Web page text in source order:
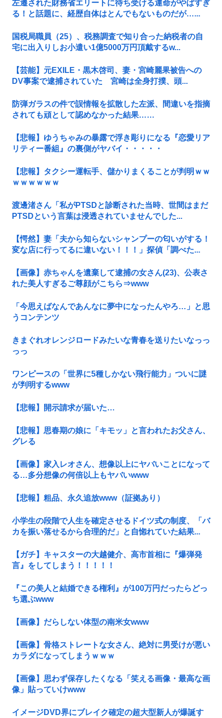
左遷された財務省エリートに待ち受ける運命がやばすぎ
る！と話題に、経歴自体はとんでもないものだが…...
国税局職員（25）、税務調査で知り合った納税者の自
宅に出入りしお小遣い1億5000万円頂戴するw...
【芸能】元EXILE・黒木啓司、妻・宮崎麗果被告への
DV事案で逮捕されていた 宮崎は全身打撲、頭...
防弾ガラスの件で誤情報を拡散した左派、間違いを指摘
されても頑として認めなかった結果……
【悲報】ゆうちゃみの暴露で浮き彫りになる『恋愛リア
リティー番組』の裏側がヤバイ・・・・・
【悲報】タクシー運転手、儲かりまくることが判明ｗｗ
ｗｗｗｗｗｗ
渡邊渚さん「私がPTSDと診断された当時、世間はまだ
PTSDという言葉は浸透されていませんでした...
【愕然】妻「夫から知らないシャンプーの匂いがする！
変な店に行ってるに違いない！！！」探偵「調べた...
【画像】赤ちゃんを遺棄して逮捕の女さん(23)、公表さ
れた美人すぎるご尊顔がこちら⇒www
「今思えばなんであんなに夢中になったんやろ…」と思
うコンテンツ
きまぐれオレンジロードみたいな青春を送りたいなっっ
っっ
ワンピースの「世界に5種しかない飛行能力」ついに謎
が判明するwww
【悲報】開示請求が届いた…
【悲報】思春期の娘に「キモッ」と言われたお父さん、
グレる
【画像】家入レオさん、想像以上にヤバいことになって
る…多分想像の何倍以上もヤバいwww
【悲報】粗品、永久追放www（証拠あり）
小学生の段階で人生を確定させるドイツ式の制度、「バ
カを振い落せるから合理的だ」と自惚れていた結果...
【ガチ】キャスターの大越健介、高市首相に『爆弾発
言』をしてしまう！！！！！
『この美人と結婚できる権利』が100万円だったらどっ
ち選ぶwww
【画像】だらしない体型の南米女www
【画像】骨格ストレートな女さん、絶対に男受けが悪い
カラダになってしまうｗｗｗ
【画像】思わず保存したくなる「笑える画像・最高な画
像」貼っていけwww
イメージDVD界にブレイク確定の超大型新人が爆誕す